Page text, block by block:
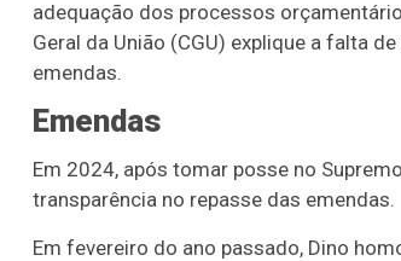
adequação dos processos
Geral da União (CGU) explique a falta
emendas.
Emendas
Em 2024, após tomar posse no
transparência no repasse das emendas.
Em fevereiro do ano passado, Dino